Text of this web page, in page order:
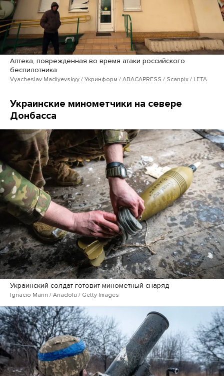
Аптека, поврежденная во время атаки российского
беспилотника
Vyacheslav Madiyevskyy / Укринформ / ABACAPRESS / Scanpix / LETA
Украинские минометчики на севере
Донбасса
Украинский солдат готовит минометный снаряд
Ignacio Marin / Anadolu / Getty Images